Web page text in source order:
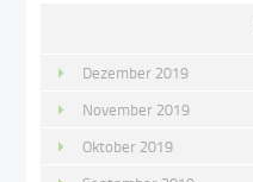
Dezember 2019
November 2019
Oktober 2019